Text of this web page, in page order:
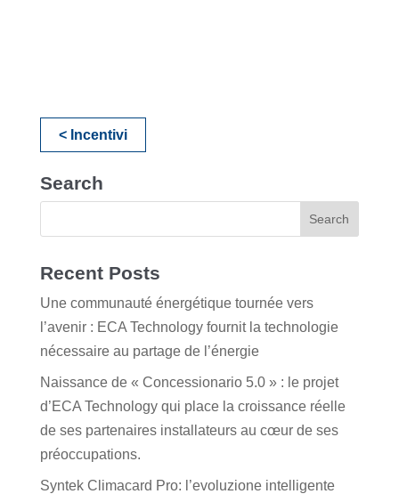
< Incentivi
Search
Recent Posts
Une communauté énergétique tournée vers
l’avenir : ECA Technology fournit la technologie
nécessaire au partage de l’énergie
Naissance de « Concessionario 5.0 » : le projet
d’ECA Technology qui place la croissance réelle
de ses partenaires installateurs au cœur de ses
préoccupations.
Syntek Climacard Pro: l’evoluzione intelligente